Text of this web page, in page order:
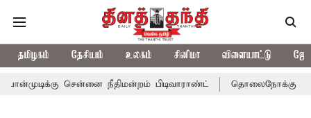
தமிழகம் தேசியம் உலகம் சினிமா விளையாட்டு
நீதிமன்றம் பிடிவாராண்ட் தொலைநோக்கு பார்வையுடன்